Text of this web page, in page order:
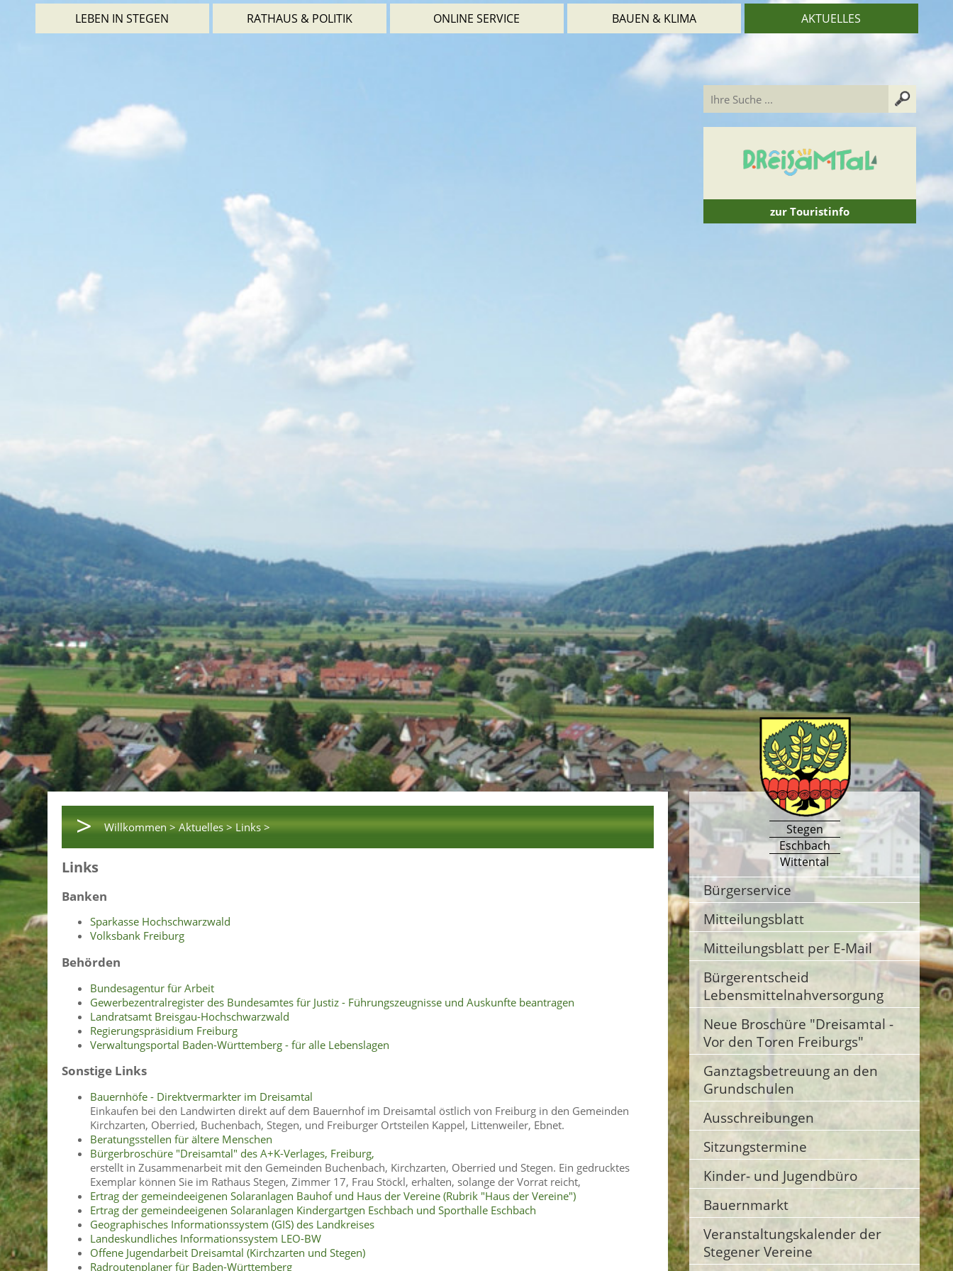
LEBEN IN STEGEN RATHAUS & POLITIK ONLINE SERVICE BAUEN & KLIMA AKTUELLES
zur Touristinfo
> Willkommen > Aktuelles > Links >
Links
Banken
Sparkasse Hochschwarzwald
Volksbank Freiburg
Behörden
Bundesagentur für Arbeit
Gewerbezentralregister des Bundesamtes für Justiz - Führungszeugnisse und Auskunfte beantragen
Landratsamt Breisgau-Hochschwarzwald
Regierungspräsidium Freiburg
Verwaltungsportal Baden-Württemberg - für alle Lebenslagen
Sonstige Links
Bauernhöfe - Direktvermarkter im Dreisamtal
Einkaufen bei den Landwirten direkt auf dem Bauernhof im Dreisamtal östlich von Freiburg in den Gemeinden
Kirchzarten, Oberried, Buchenbach, Stegen, und Freiburger Ortsteilen Kappel, Littenweiler, Ebnet.
Beratungsstellen für ältere Menschen
Bürgerbroschüre "Dreisamtal" des A+K-Verlages, Freiburg,
erstellt in Zusammenarbeit mit den Gemeinden Buchenbach, Kirchzarten, Oberried und Stegen. Ein gedrucktes
Exemplar können Sie im Rathaus Stegen, Zimmer 17, Frau Stöckl, erhalten, solange der Vorrat reicht,
Ertrag der gemeindeeigenen Solaranlagen Bauhof und Haus der Vereine (Rubrik "Haus der Vereine")
Ertrag der gemeindeeigenen Solaranlagen Kindergartgen Eschbach und Sporthalle Eschbach
Geographisches Informationssystem (GIS) des Landkreises
Landeskundliches Informationssystem LEO-BW
Offene Jugendarbeit Dreisamtal (Kirchzarten und Stegen)
Radroutenplaner für Baden-Württemberg
Stegen
Eschbach
Wittental
Bürgerservice
Mitteilungsblatt
Mitteilungsblatt per E-Mail
Bürgerentscheid
Lebensmittelnahversorgung
Neue Broschüre "Dreisamtal -
Vor den Toren Freiburgs"
Ganztagsbetreuung an den
Grundschulen
Ausschreibungen
Sitzungstermine
Kinder- und Jugendbüro
Bauernmarkt
Veranstaltungskalender der
Stegener Vereine